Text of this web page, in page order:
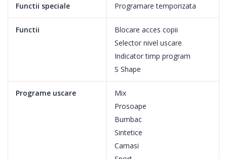
Functii speciale Programare temporizata
Functii
Blocare acces copii
Selector nivel uscare
Indicator timp program
S Shape
Programe uscare
Mix
Prosoape
Bumbac
Sintetice
Camasi